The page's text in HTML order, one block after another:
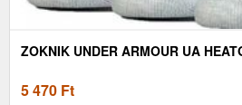
ZOKNIK UNDER ARMOUR UA
5 470 Ft